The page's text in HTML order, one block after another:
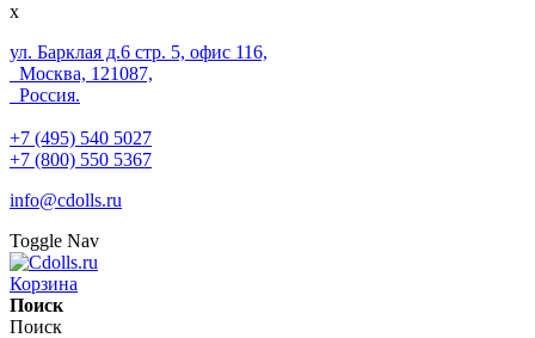
x
ул. Барклая д.6 стр. 5, офис 116,
Москва, 121087,
Россия.
+7 (495) 540 5027
+7 (800) 550 5367
info@cdolls.ru
Toggle Nav
Корзина
Поиск
Поиск